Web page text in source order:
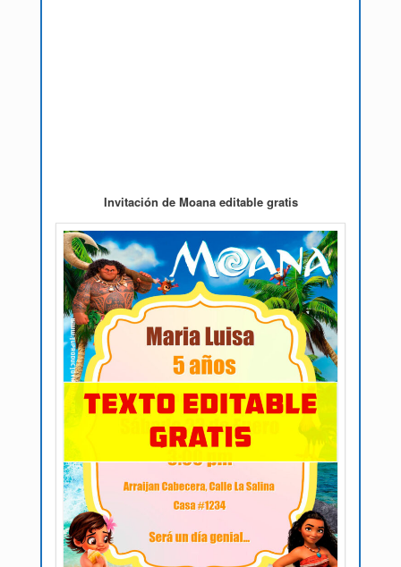
Invitación de Moana editable gratis